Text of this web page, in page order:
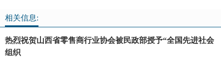
相关信息:
热烈祝贺山西省零售商行业协会被民政部授予“全国先进社会
组织